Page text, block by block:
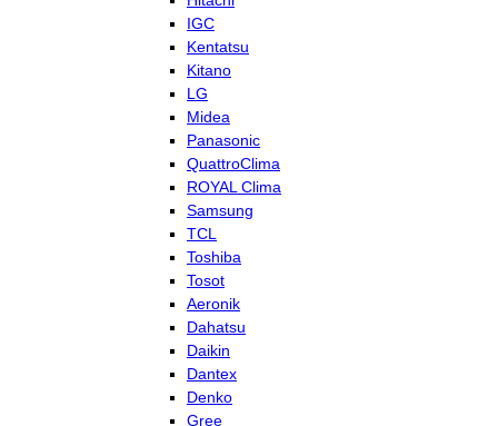
IGC
Kentatsu
Kitano
LG
Midea
Panasonic
QuattroClima
ROYAL Clima
Samsung
TCL
Toshiba
Tosot
Aeronik
Dahatsu
Daikin
Dantex
Denko
Gree